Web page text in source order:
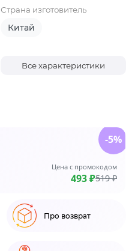
Страна изготовитель
Китай
Все характеристики
Цена с промокодом
493 ₽519 ₽
-5%
Про возврат